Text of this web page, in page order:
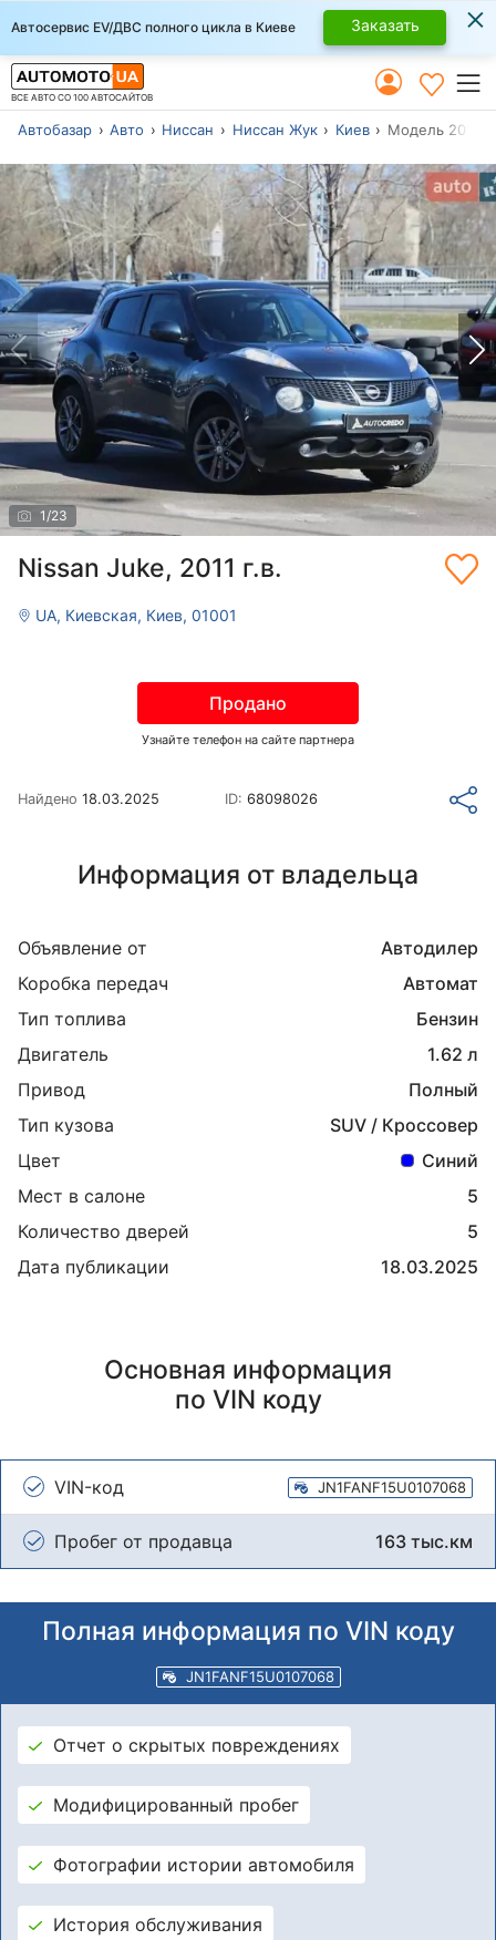
Автосервис EV/ДВС полного цикла в Киеве Заказать ×
ВСЕ АВТО СО 100 АВТОСАЙТОВ
Автобазар Авто Ниссан Ниссан Жук Киев Модель 2011
1 /23
Nissan Juke, 2011 г.в.
UA, Киевская, Киев, 01001
Продано
Узнайте телефон на сайте партнера
Найдено 18.03.2025 ID: 68098026
Информация от владельца
Объявление от
Автодилер
Коробка передач
Автомат
Тип топлива
Бензин
Двигатель
1.62 л
Привод
Полный
Тип кузова
SUV / Кроссовер
Цвет
Синий
Мест в салоне
5
Количество дверей
5
Дата публикации
18.03.2025
Основная информация
по VIN коду
VIN-код JN1FANF15U0107068
Пробег от продавца 163 тыс.км
Полная информация по VIN коду
JN1FANF15U0107068
Отчет о скрытых повреждениях
Модифицированный пробег
Фотографии истории автомобиля
История обслуживания